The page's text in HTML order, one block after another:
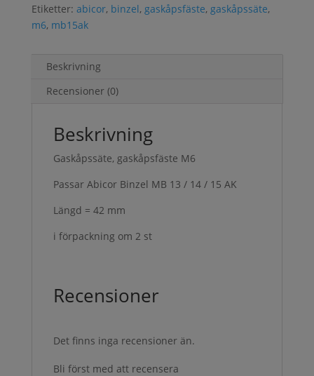
Etiketter: abicor, binzel, gaskåpsfäste, gaskåpssäte,
m6, mb15ak
Beskrivning
Recensioner (0)
Beskrivning
Gaskåpssäte, gaskåpsfäste M6
Passar Abicor Binzel MB 13 / 14 / 15 AK
Längd = 42 mm
i förpackning om 2 st
Recensioner
Det finns inga recensioner än.
Bli först med att recensera